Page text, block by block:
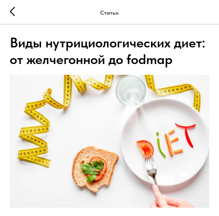
Статьи
Виды нутрициологических диет:
от желчегонной до fodmap